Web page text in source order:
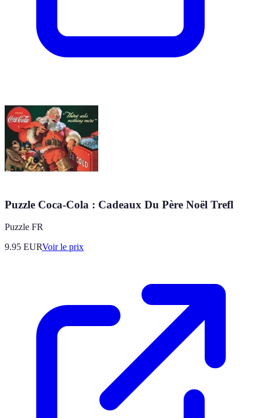
Puzzle Coca-Cola : Cadeaux Du Père Noël Trefl
Puzzle FR
9.95 EURVoir le prix